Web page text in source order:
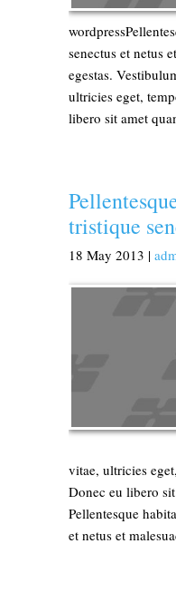
senectus et netus
egestas.
ultricies eget,
libero sit amet
tristique
18 May 2013 |
vitae, ultricies
Donec eu libero
Pellentesque
et netus et